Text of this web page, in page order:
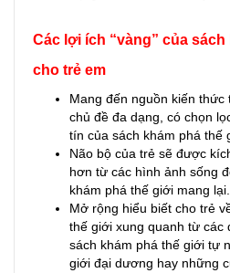
Các lợi ích “vàng” của
cho trẻ em
Mang đến nguồn kiến
chủ đề đa dạng, có chọn
tín của sách khám phá thế
Não bộ của trẻ sẽ được
hơn từ các hình ảnh sống
khám phá thế giới mang lại.
Mở rộng hiểu biết cho trẻ
thế giới xung quanh từ các
sách khám phá thế giới tự
giới đại dương hay những